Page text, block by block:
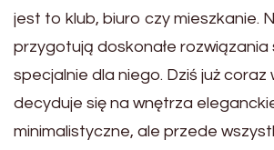
jest to klub, biuro czy mieszkanie.
przygotują doskonałe
specjalnie dla niego. Dziś już coraz
decyduje się na wnętrza
minimalistyczne, ale przede